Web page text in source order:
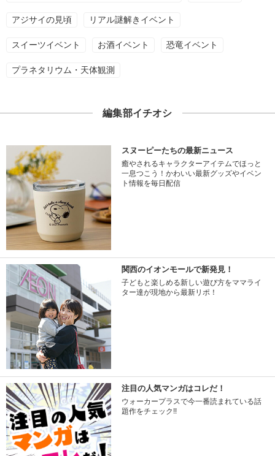
アジサイの見頃 リアル謎解きイベント
スイーツイベント お酒イベント 恐竜イベント
プラネタリウム・天体観測
編集部イチオシ
スヌーピーたちの最新ニュース
癒やされるキャラクターアイテムでほっと
一息つこう！かわいい最新グッズやイベン
ト情報を毎日配信
関西のイオンモールで新発見！
子どもと楽しめる新しい遊び方をママライ
ター達が現地から最新リポ！
注目の人気マンガはコレだ！
ウォーカープラスで今一番読まれている話
題作をチェック!!